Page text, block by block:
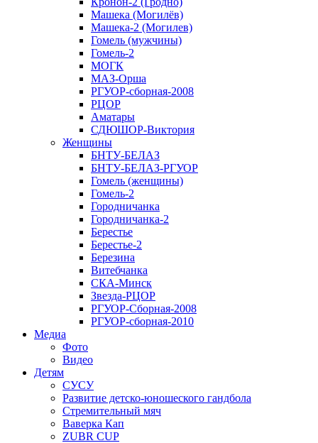
Машека (Могилёв)
Машека-2 (Могилев)
Гомель (мужчины)
Гомель-2
МОГК
МАЗ-Орша
РГУОР-сборная-2008
РЦОР
Аматары
СДЮШОР-Виктория
Женщины
БНТУ-БЕЛАЗ
БНТУ-БЕЛАЗ-РГУОР
Гомель (женщины)
Гомель-2
Городничанка
Городничанка-2
Берестье
Берестье-2
Березина
Витебчанка
СКА-Минск
Звезда-РЦОР
РГУОР-Сборная-2008
РГУОР-сборная-2010
Медиа
Фото
Видео
Детям
СУСУ
Развитие детско-юношеского гандбола
Стремительный мяч
Ваверка Кап
ZUBR CUP